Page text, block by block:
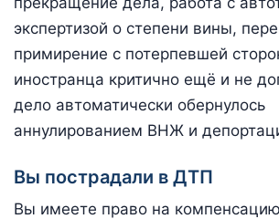
экспертизой о степени вины,
примирение с потерпевшей
иностранца критично ещё и не
дело автоматически обернулось
аннулированием ВНЖ и
Вы пострадали в ДТП
Вы имеете право на